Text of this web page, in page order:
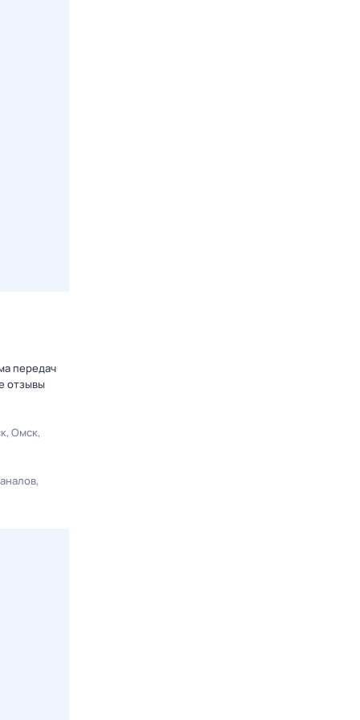
передач
отзывы
Омск